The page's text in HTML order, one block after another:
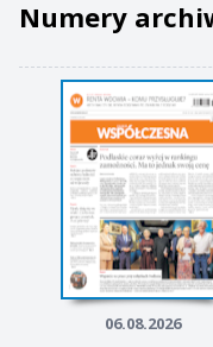
Numery
06.08.2026